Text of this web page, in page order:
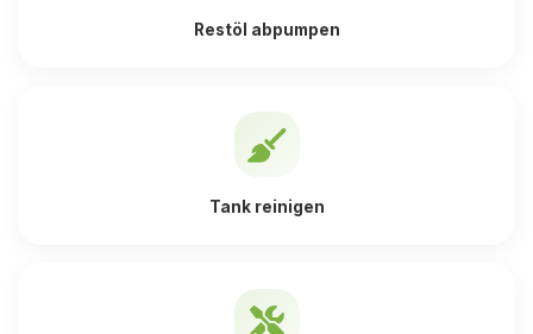
Restöl abpumpen
Tank reinigen